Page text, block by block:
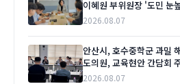
이혜원 부위원장 '도민 눈
2026.08.07
안산시, 호수중학군 과밀
도의원, 교육현안 간담회
2026.08.07